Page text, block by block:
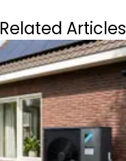
Related Articles